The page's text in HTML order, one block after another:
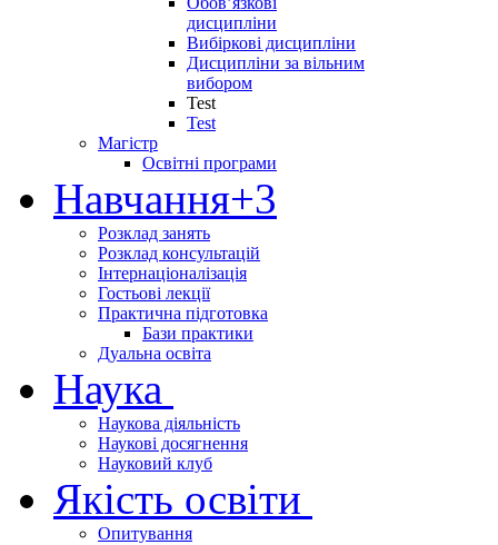
дисципліни
Вибіркові дисципліни
Дисципліни за вільним
вибором
Test
Test
Магістр
Освітні програми
Навчання+3
Розклад занять
Розклад консультацій
Інтернаціоналізація
Гостьові лекції
Практична підготовка
Бази практики
Дуальна освіта
Наука
Наукова діяльність
Наукові досягнення
Науковий клуб
Якість освіти
Опитування